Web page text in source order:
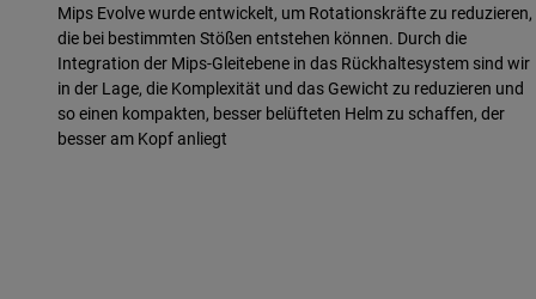
Mips Evolve wurde entwickelt, um Rotationskräfte zu reduzieren,
die bei bestimmten Stößen entstehen können. Durch die
Integration der Mips-Gleitebene in das Rückhaltesystem sind wir
in der Lage, die Komplexität und das Gewicht zu reduzieren und
so einen kompakten, besser belüfteten Helm zu schaffen, der
besser am Kopf anliegt